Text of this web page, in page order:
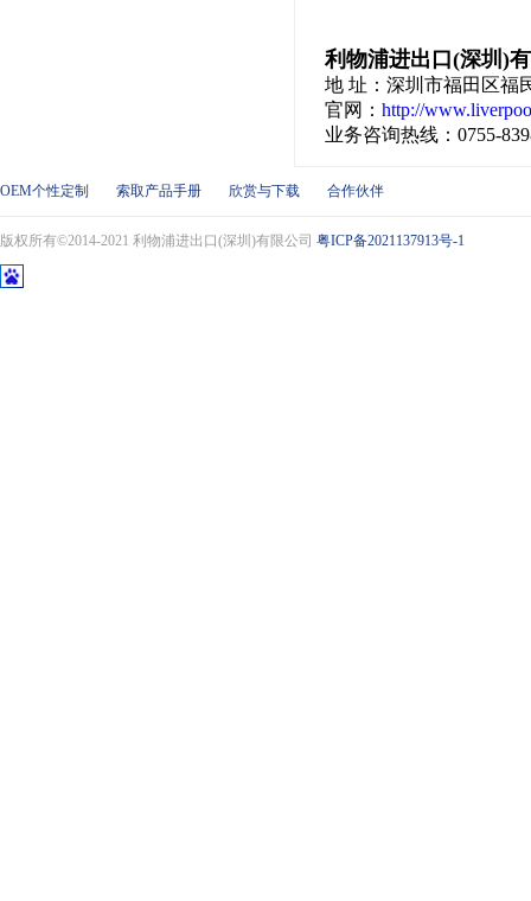
利物浦进出口(深圳)
地 址：深圳市福田区福
官网： http://
业务咨询热线：0755-
OEM个性定制 索取产品手册 欣赏与下载 合作伙伴
版权所有©2014-2021 利物浦进出口(深圳)有限公司 粤ICP备2021137913号-1